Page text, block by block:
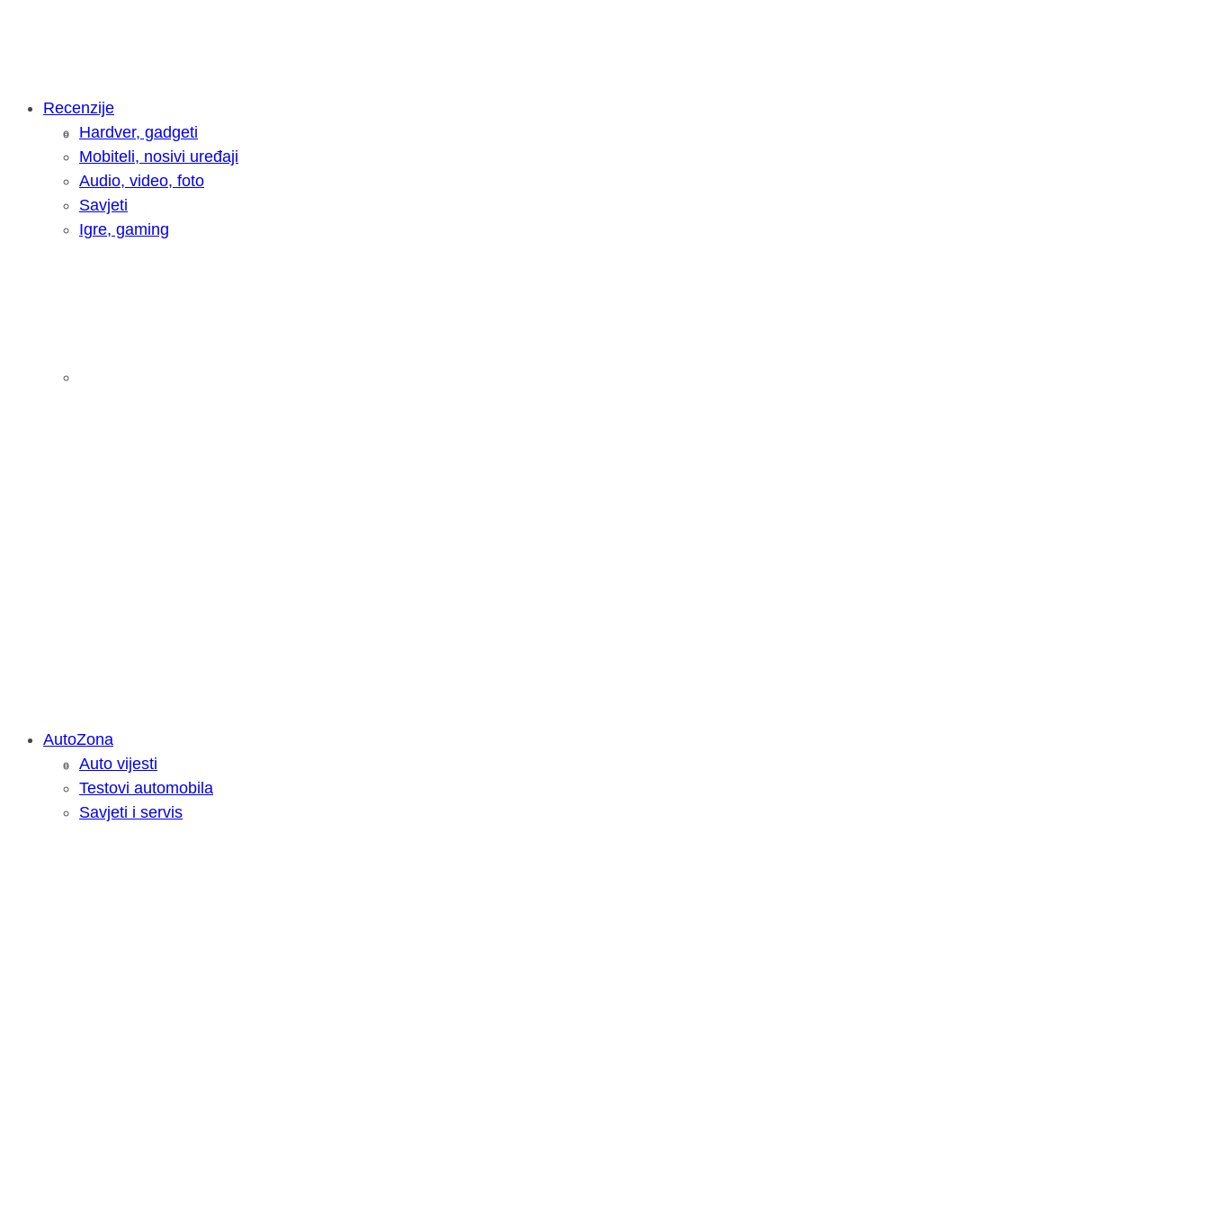
Intervju: Goran Jović, fotograf - Hrvatska kakvu svijet tek otkriva
Recenzije
Hardver, gadgeti
Mobiteli, nosivi uređaji
Audio, video, foto
Savjeti
Igre, gaming
Savjetujemo: Što učiniti kada vaš iPad treba servis? Alpha servis nudi rješenja
AutoZona
Auto vijesti
Testovi automobila
Savjeti i servis